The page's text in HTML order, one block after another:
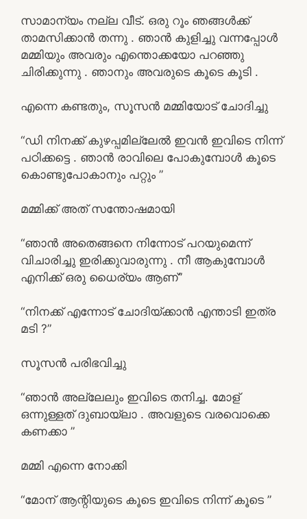
സാമാന്യം നല്ല വീട്. ഒരു റൂം ഞങ്ങൾക്ക്
താമസിക്കാൻ തന്നു . ഞാൻ കുളിച്ചു വന്നപ്പോൾ
മമ്മിയും അവരും എന്തൊക്കയോ പറഞ്ഞു
ചിരിക്കുന്നു . ഞാനും അവരുടെ കൂടെ കൂടി .
എന്നെ കണ്ടതും, സൂസൻ മമ്മിയോട് ചോദിച്ചു
“ഡി നിനക്ക് കുഴപ്പമില്ലേൽ ഇവൻ ഇവിടെ നിന്ന്
പഠിക്കട്ടെ . ഞാൻ രാവിലെ പോകുമ്പോൾ കൂടെ
കൊണ്ടുപോകാനും പറ്റും ”
മമ്മിക്ക് അത് സന്തോഷമായി
“ഞാൻ അതെങ്ങനെ നിന്നോട് പറയുമെന്ന്
വിചാരിച്ചു ഇരിക്കുവാരുന്നു . നീ ആകുമ്പോൾ
എനിക്ക് ഒരു ധൈര്യം ആണ്”
“നിനക്ക് എന്നോട് ചോദിയ്ക്കാൻ എന്താടി ഇത്ര
മടി ?”
സൂസൻ പരിഭവിച്ചു
“ഞാൻ അല്ലേലും ഇവിടെ തനിച്ച. മോള്
ഒന്നുള്ളത് ദുബായ്‌ലാ . അവളുടെ വരവൊക്കെ
കണക്കാ ”
മമ്മി എന്നെ നോക്കി
“മോന് ആന്റിയുടെ കൂടെ ഇവിടെ നിന്ന് കൂടെ ”